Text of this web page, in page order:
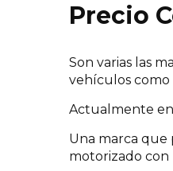
Precio
Son varias las
vehículos como
Actualmente en
Una marca que
motorizado con